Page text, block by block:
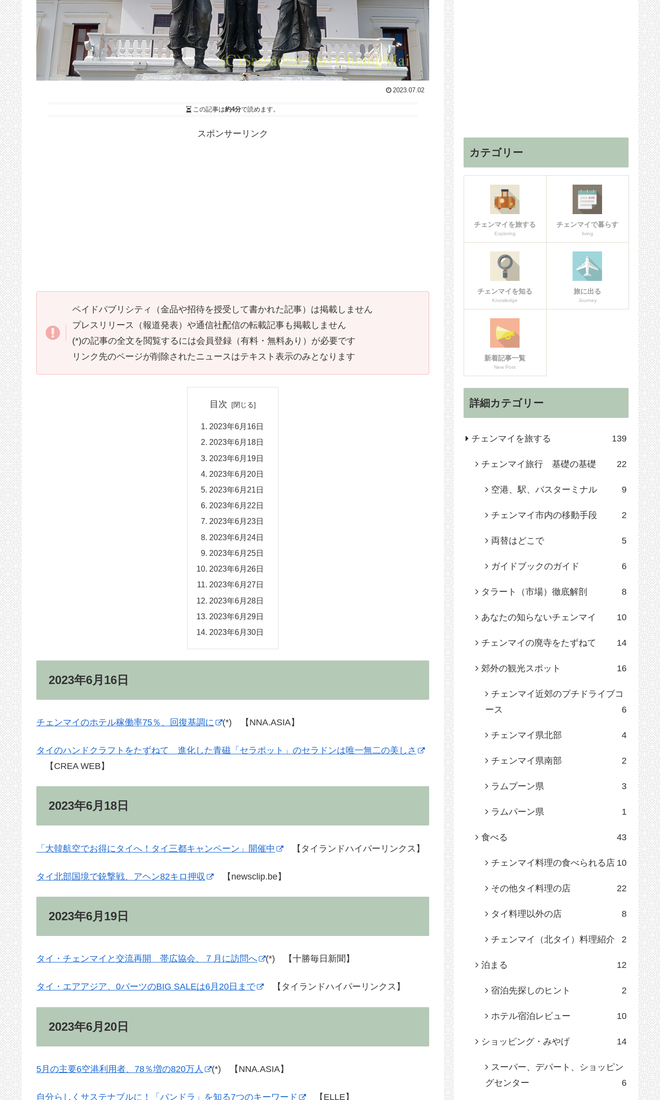
2023.07.02
この記事は約4分で読めます。
スポンサーリンク
ペイドパブリシティ（金品や招待を授受して書かれた記事）は掲載しません
プレスリリース（報道発表）や通信社配信の転載記事も掲載しません
(*)の記事の全文を閲覧するには会員登録（有料・無料あり）が必要です
リンク先のページが削除されたニュースはテキスト表示のみとなります
目次
2023年6月16日
2023年6月18日
2023年6月19日
2023年6月20日
2023年6月21日
2023年6月22日
2023年6月23日
2023年6月24日
2023年6月25日
2023年6月26日
2023年6月27日
2023年6月28日
2023年6月29日
2023年6月30日
2023年6月16日
チェンマイのホテル稼働率75％、回復基調に (*) 【NNA.ASIA】
タイのハンドクラフトをたずねて 進化した青磁「セラポット」のセラドンは唯一無二の美しさ
【CREA WEB】
2023年6月18日
「大韓航空でお得にタイへ！タイ三都キャンペーン」開催中 【タイランドハイパーリンクス】
タイ北部国境で銃撃戦、アヘン82キロ押収 【newsclip.be】
2023年6月19日
タイ・チェンマイと交流再開 帯広協会、７月に訪問へ (*) 【十勝毎日新聞】
タイ・エアアジア、0バーツのBIG SALEは6月20日まで 【タイランドハイパーリンクス】
2023年6月20日
5月の主要6空港利用者、78％増の820万人 (*) 【NNA.ASIA】
自分らしくサステナブルに！「パンドラ」を知る7つのキーワード 【ELLE】
カテゴリー
チェンマイを旅する
Exploring
チェンマイで暮らす
living
チェンマイを知る
Knowledge
旅に出る
Journey
新着記事一覧
New Post
詳細カテゴリー
チェンマイを旅する 139
チェンマイ旅行 基礎の基礎 22
空港、駅、バスターミナル 9
チェンマイ市内の移動手段 2
両替はどこで 5
ガイドブックのガイド 6
タラート（市場）徹底解剖 8
あなたの知らないチェンマイ 10
チェンマイの廃寺をたずねて 14
郊外の観光スポット 16
チェンマイ近郊のプチドライブコ
ース
6
チェンマイ県北部 4
チェンマイ県南部 2
ラムプーン県 3
ラムパーン県 1
食べる 43
チェンマイ料理の食べられる店 10
その他タイ料理の店 22
タイ料理以外の店 8
チェンマイ（北タイ）料理紹介 2
泊まる 12
宿泊先探しのヒント 2
ホテル宿泊レビュー 10
ショッピング・みやげ 14
スーパー、デパート、ショッピン
グセンター
6